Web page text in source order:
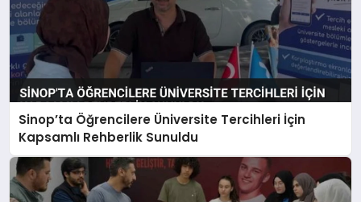
Sinop’ta Öğrencilere Üniversite Tercihleri İçin
Kapsamlı Rehberlik Sunuldu